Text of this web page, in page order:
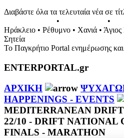
Διαβάστε όλα τα τελευταία νέα σε
• •
Ηράκλειο • Ρέθυμνο • Χανιά • Άγιος
Σητεία
Το Παγκρήτιο Portal ενημέρωσης
ENTERPORTAL.gr
ΑΡΧΙΚΗ
HAPPENINGS - EVENTS
MEDITERRANEAN
22/10 - DRIFT NATIONAL
FINALS - MARATHON